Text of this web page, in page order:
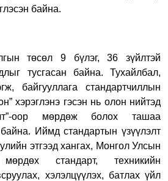
байна.
төсөл 9 бүлэг, 36 зүйлтэй
тусгасан байна. Тухайлбал,
байгууллага стандартчиллын
хэрэглэнэ гэсэн нь олон нийтэд
оор мөрдөж болох ташаа
байна. Иймд стандартын үзүүлэлт
этгээд хангах, Монгол Улсын
стандарт, техникийн
хэлэлцүүлэх, батлах үйл